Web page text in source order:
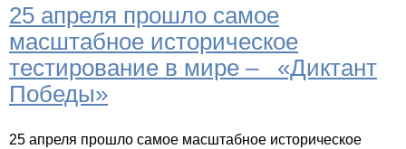
25 апреля прошло самое
масштабное историческое
тестирование в мире – «Диктант
Победы»
25 апреля прошло самое масштабное историческое